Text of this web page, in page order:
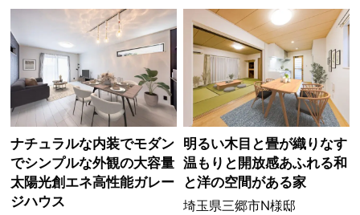
ナチュラルな内装でモダン
でシンプルな外観の大容量
太陽光創エネ高性能ガレー
ジハウス
明るい木目と畳が織りなす
温もりと開放感あふれる和
と洋の空間がある家
埼玉県三郷市N様邸